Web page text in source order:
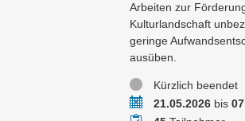
Arbeiten zur
Kulturlandschaft
geringe
ausüben.
StatusKürzlich beendet
Zeitraum21.05.2026bis